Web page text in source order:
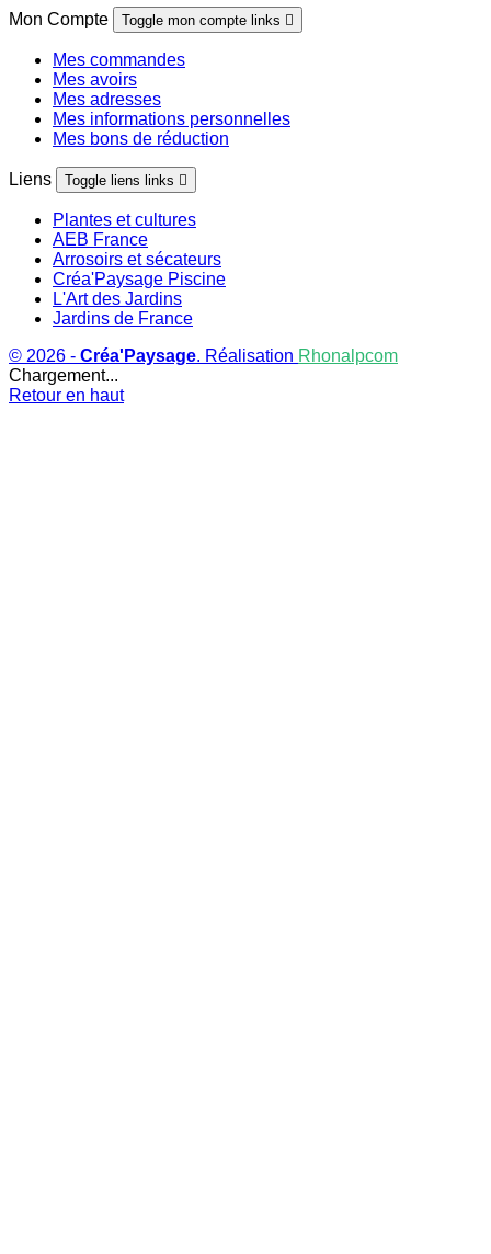
Mon Compte Toggle mon compte links 
Mes commandes
Mes avoirs
Mes adresses
Mes informations personnelles
Mes bons de réduction
Liens Toggle liens links 
Plantes et cultures
AEB France
Arrosoirs et sécateurs
Créa'Paysage Piscine
L'Art des Jardins
Jardins de France
© 2026 - Créa'Paysage. Réalisation Rhonalpcom
Chargement...
Retour en haut